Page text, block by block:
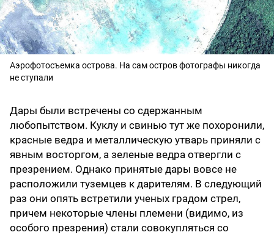
Аэрофотосъемка острова. На сам остров фотографы никогда
не ступали
Дары были встречены со сдержанным
любопытством. Куклу и свинью тут же похоронили,
красные ведра и металлическую утварь приняли с
явным восторгом, а зеленые ведра отвергли с
презрением. Однако принятые дары вовсе не
расположили туземцев к дарителям. В следующий
раз они опять встретили ученых градом стрел,
причем некоторые члены племени (видимо, из
особого презрения) стали совокупляться со